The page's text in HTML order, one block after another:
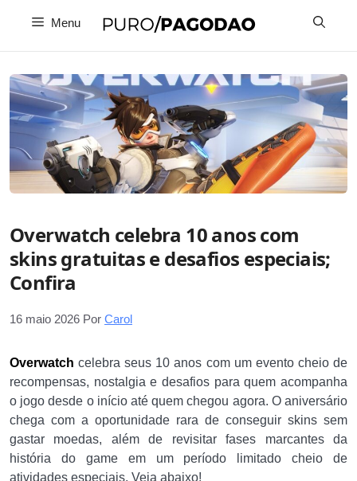
Menu
Overwatch celebra 10 anos com
skins gratuitas e desafios especiais;
Confira
16 maio 2026 Por Carol
Overwatch celebra seus 10 anos com um evento cheio de
recompensas, nostalgia e desafios para quem acompanha
o jogo desde o início até quem chegou agora. O aniversário
chega com a oportunidade rara de conseguir skins sem
gastar moedas, além de revisitar fases marcantes da
história do game em um período limitado cheio de
atividades especiais. Veja abaixo!